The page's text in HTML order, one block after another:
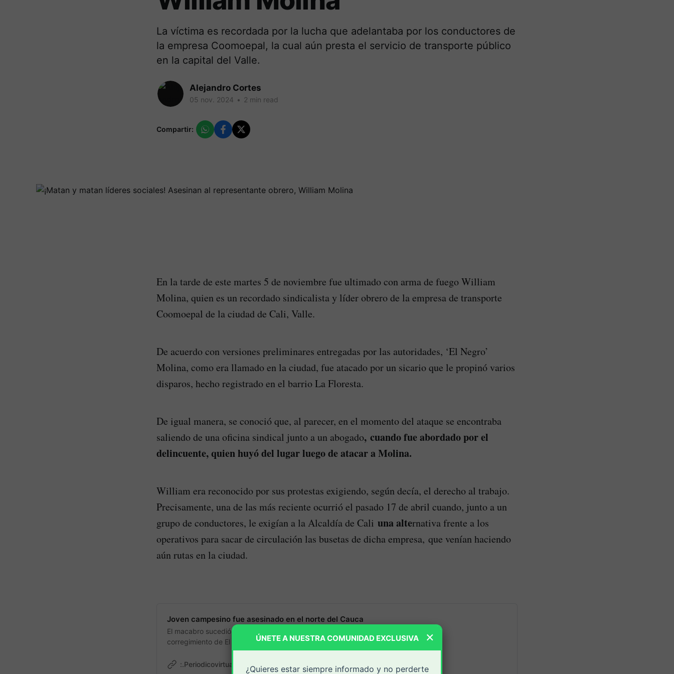
La víctima es recordada por la lucha que adelantaba por los conductores de
la empresa Coomoepal, la cual aún presta el servicio de transporte público
en la capital del Valle.
Alejandro Cortes
05 nov. 2024 • 2 min read
Compartir:
En la tarde de este martes 5 de noviembre fue ultimado con arma de fuego William
Molina, quien es un recordado sindicalista y líder obrero de la empresa de transporte
Coomoepal de la ciudad de Cali, Valle.
De acuerdo con versiones preliminares entregadas por las autoridades, ‘El Negro’
Molina, como era llamado en la ciudad, fue atacado por un sicario que le propinó varios
disparos, hecho registrado en el barrio La Floresta.
De igual manera, se conoció que, al parecer, en el momento del ataque se encontraba
saliendo de una oficina sindical junto a un abogado, cuando fue abordado por el
delincuente, quien huyó del lugar luego de atacar a Molina.
William era reconocido por sus protestas exigiendo, según decía, el derecho al trabajo.
Precisamente, una de las más reciente ocurrió el pasado 17 de abril cuando, junto a un
grupo de conductores, le exigían a la Alcaldía de Cali una alternativa frente a los
operativos para sacar de circulación las busetas de dicha empresa, que venían haciendo
aún rutas en la ciudad.
Joven campesino fue asesinado en el norte del Cauca
El macabro sucedió en la vía que comunica Caloto con el
corregimiento de El Palo.
:.Periodicovirtual.com.: periodicovirtual
×
ÚNETE A NUESTRA COMUNIDAD EXCLUSIVA
¿Quieres estar siempre informado y no perderte